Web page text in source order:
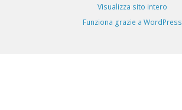
Visualizza sito intero
Funziona grazie a WordPress